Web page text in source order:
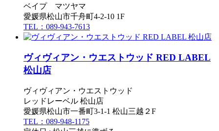
ベイプ マツヤマ
愛媛県松山市千舟町4-2-10 1F
TEL：089-943-7613
ヴィヴィアン・ウエストウッド RED LABEL
松山店
ヴィヴィアン・ウエストウッド
レッドレーベル 松山店
愛媛県松山市一番町3-1-1 松山三越２F
TEL：089-948-1175